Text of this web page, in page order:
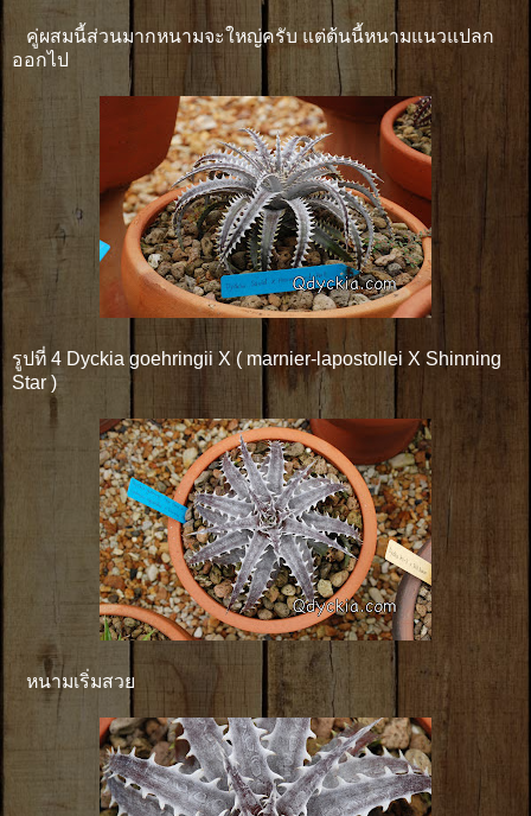
คู่ผสมนี้ส่วนมากหนามจะใหญ่ครับ แต่ต้นนี้หนามแนวแปลก
ออกไป
รูปที่ 4 Dyckia goehringii X ( marnier-lapostollei X Shinning
Star )
หนามเริ่มสวย